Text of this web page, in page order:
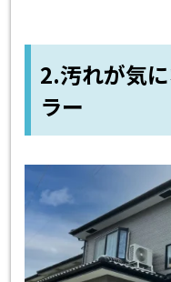
2.汚れが気
ラー